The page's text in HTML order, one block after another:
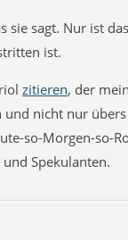
sie sagt. Nur ist
ist.
zitieren, der
und nicht nur
so-Morgen-so-
Spekulanten.